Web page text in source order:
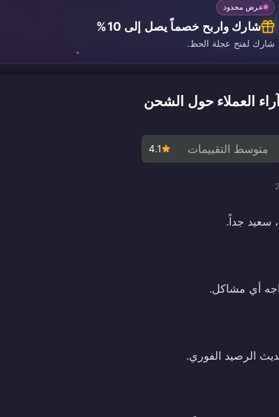
عرض محدود
شارك واربح خصماً يصل إلى 10%
شارك لفتح عجلة الحظ.
متوسط التقييمات 4.1
سعيد جداً.
أي مشاكل.
الرصيد الفوري.